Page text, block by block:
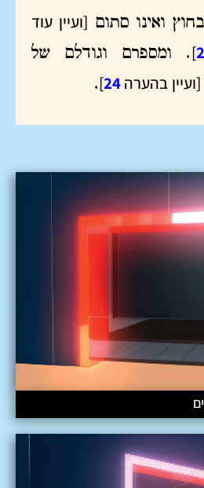
ואינו סתום [ועיין עוד
]. ומספרם וגודלם של
[ועיין בהערה24
]
.